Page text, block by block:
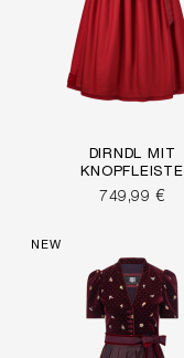
DIRNDL MIT
KNOPFLEISTE
749,99 €
NEW